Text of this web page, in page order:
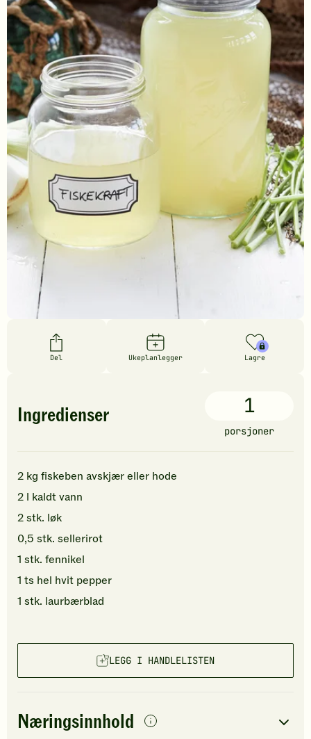
Del Ukeplanlegger Lagre
Ingredienser 1
porsjoner
2 kg fiskeben avskjær eller hode
2 l kaldtvann
2stk. løk
0,5 stk. sellerirot
1 stk. fennikel
1 ts hel hvit pepper
1 stk. laurbærblad
LEGG I HANDLELISTEN
Næringsinnhold